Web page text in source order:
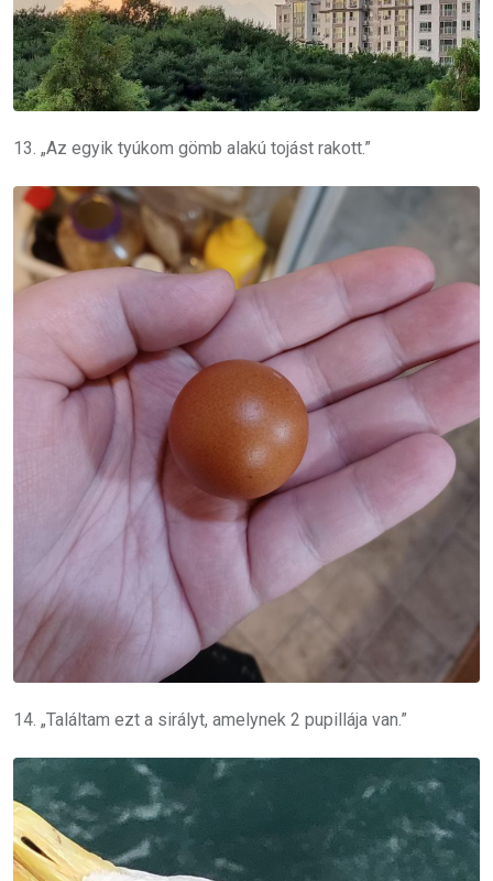
13. „Az egyik tyúkom gömb alakú tojást rakott.”
14. „Találtam ezt a sirályt, amelynek 2 pupillája van.”